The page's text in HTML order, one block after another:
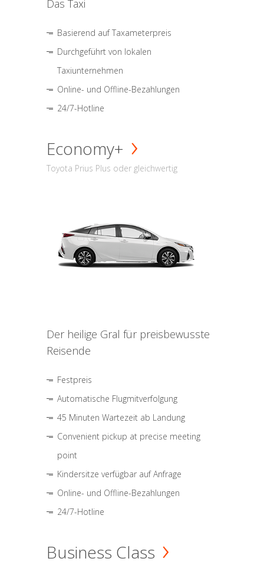
Das Taxi
Basierend auf Taxameterpreis
Durchgeführt von lokalen
Taxiunternehmen
Online- und Offline-Bezahlungen
24/7-Hotline
Economy+
Toyota Prius Plus oder gleichwertig
Der heilige Gral für preisbewusste
Reisende
Festpreis
Automatische Flugmitverfolgung
45 Minuten Wartezeit ab Landung
Convenient pickup at precise meeting
point
Kindersitze verfügbar auf Anfrage
Online- und Offline-Bezahlungen
24/7-Hotline
Business Class